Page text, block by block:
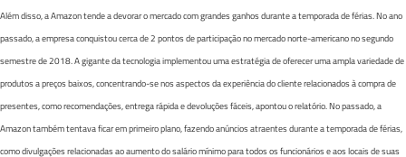
Além disso, a Amazon tende a devorar o mercado com grandes ganhos durante a temporada de férias. No ano
passado, a empresa conquistou cerca de 2 pontos de participação no mercado norte-americano no segundo
semestre de 2018. A gigante da tecnologia implementou uma estratégia de oferecer uma ampla variedade de
produtos a preços baixos, concentrando-se nos aspectos da experiência do cliente relacionados à compra de
presentes, como recomendações, entrega rápida e devoluções fáceis, apontou o relatório. No passado, a
Amazon também tentava ficar em primeiro plano, fazendo anúncios atraentes durante a temporada de férias,
como divulgações relacionadas ao aumento do salário mínimo para todos os funcionários e aos locais de suas